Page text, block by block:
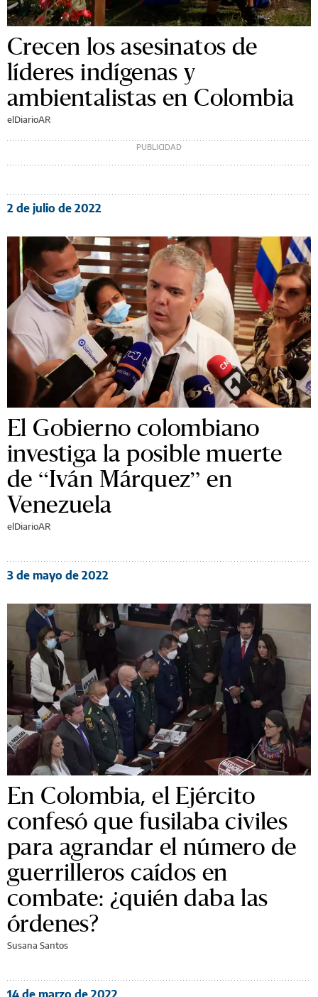
Crecen los asesinatos de
líderes indígenas y
ambientalistas en Colombia
elDiarioAR
2 de julio de 2022
El Gobierno colombiano
investiga la posible muerte
de “Iván Márquez” en
Venezuela
elDiarioAR
3 de mayo de 2022
En Colombia, el Ejército
confesó que fusilaba civiles
para agrandar el número de
guerrilleros caídos en
combate: ¿quién daba las
órdenes?
Susana Santos
14 de marzo de 2022